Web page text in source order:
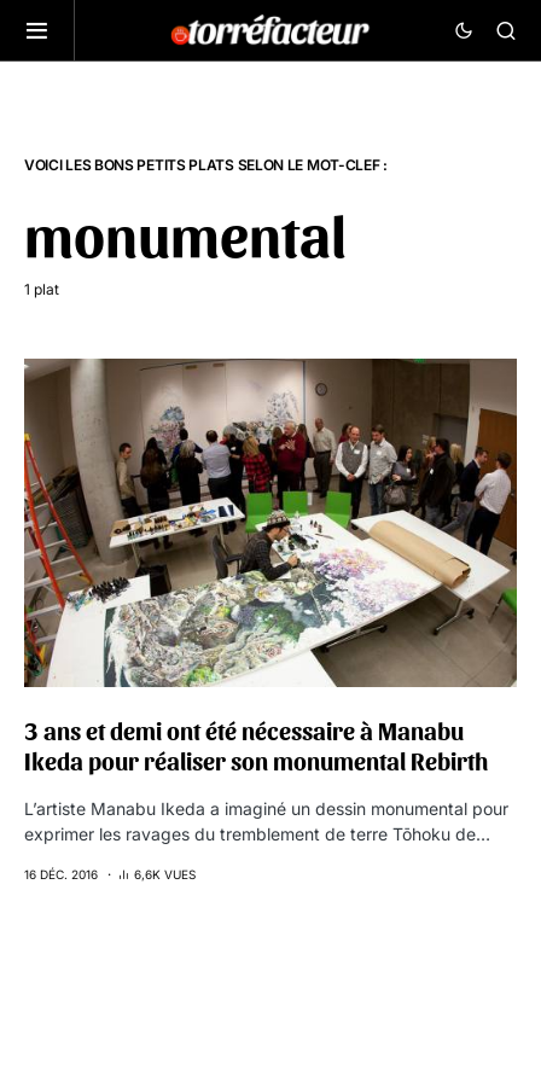
VOICI LES BONS PETITS PLATS SELON LE MOT-CLEF :
monumental
1 plat
3 ans et demi ont été nécessaire à Manabu
Ikeda pour réaliser son monumental Rebirth
L’artiste Manabu Ikeda a imaginé un dessin monumental pour
exprimer les ravages du tremblement de terre Tōhoku de…
16 DÉC. 2016 6,6K VUES